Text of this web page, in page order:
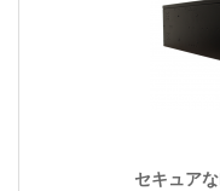
セキュア